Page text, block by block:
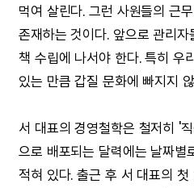
먹여 살린다. 그런 사원들의 근
존재하는 것이다. 앞으로 관리
책 수립에 나서야 한다. 특히 우
있는 만큼 갑질 문화에 빠지지
서 대표의 경영철학은 철저히 '
으로 배포되는 달력에는 날짜별
적혀 있다. 출근 후 서 대표의